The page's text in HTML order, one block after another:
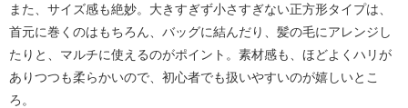
また、サイズ感も絶妙。大きすぎず小さすぎない正方形タイプは、
首元に巻くのはもちろん、バッグに結んだり、髪の毛にアレンジし
たりと、 マルチに使えるのがポイント。素材感も、ほどよくハリが
ありつつも柔らかいので、初心者でも扱いやすいのが嬉しいとこ
ろ。